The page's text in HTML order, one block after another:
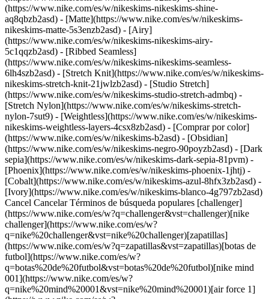
(https://www.nike.com/es/w/nikeskims-nikeskims-shine-
aq8qbzb2asd) - [Matte](https://www.nike.com/es/w/nikeskims-
nikeskims-matte-5s3enzb2asd) - [Airy]
(https://www.nike.com/es/w/nikeskims-nikeskims-airy-
5c1qqzb2asd) - [Ribbed Seamless]
(https://www.nike.com/es/w/nikeskims-nikeskims-seamless-
6lh4szb2asd) - [Stretch Knit](https://www.nike.com/es/w/nikeskims-
nikeskims-stretch-knit-21jwlzb2asd) - [Studio Stretch]
(https://www.nike.com/es/w/nikeskims-studio-stretch-admbq) -
[Stretch Nylon](https://www.nike.com/es/w/nikeskims-stretch-
nylon-7sut9) - [Weightless](https://www.nike.com/es/w/nikeskims-
nikeskims-weightless-layers-4csx8zb2asd) - [Comprar por color](https://www.nike.com/es/w/nikeskims-b2asd) - [Obsidian](https://www.nike.com/es/w/nikeskims-negro-90poyzb2asd) - [Dark sepia](https://www.nike.com/es/w/nikeskims-dark-sepia-81pvm) - [Phoenix](https://www.nike.com/es/w/nikeskims-phoenix-1jhtj) - [Cobalt](https://www.nike.com/es/w/nikeskims-azul-8hfx3zb2asd) - [Ivory](https://www.nike.com/es/w/nikeskims-blanco-4g797zb2asd) Cancel Cancelar Términos de búsqueda populares [challenger](https://www.nike.com/es/w?q=challenger&vst=challenger)[nike challenger](https://www.nike.com/es/w?q=nike%20challenger&vst=nike%20challenger)[zapatillas](https://www.nike.com/es/w?q=zapatillas&vst=zapatillas)[botas de futbol](https://www.nike.com/es/w?q=botas%20de%20futbol&vst=botas%20de%20futbol)[nike mind 001](https://www.nike.com/es/w?q=nike%20mind%20001&vst=nike%20mind%20001)[air force 1](https://www.nike.com/es/w?q=air%20force%201&vst=air%20force%201)[jordan](https://www.nike.com/es/w?q=jordan&vst=jordan)[air max](https://www.nike.com/es/w?q=air%20max&vst=air%20max) [](https://www.nike.com/es/favorites "Favoritos")[](https://www.nike.com/es/cart "Productos de la cesta: 0") # [OBTENER AYUDA](https://www.nike.com/es/help) ¿Con qué podemos ayudarte?searchIcon ¿Con qué podemos ayudarte? ## ¿Cuáles son los datos de contacto de empresa de Nike? Nike.com es gestionado por Nike Retail BV. __Domicilio:__ Nike Retail BV Colosseum 1 1213 NL Hilversum Países Bajos La empresa es una sociedad de responsabilidad limitada, creada de acuerdo con la legislación neerlandesa, con un capital social de 18.000 €. __Cámara de comercio holandesa, número de registro:__ 32060874 __Número de registro VAT:__ NL 8071.40.867.B01 serviceinfo.eu@nike.com Siempre puedes [llamarnos o hablar](https://www.nike.com/es/help/#contact) con nosotros sobre tu consulta y recibir ayuda en tiempo real. Comprar Nike ### CONTENIDO RELACIONADO - [Opciones de contacto con el servicio de asistencia de Nike](https://www.nike.com/directorio-contactos-nike) Recursos [Tarjetas de regalo](https://www.nike.com/es/tarjetas-de-regalo) [Tarjetas de regalo corporativas](https://nikegiftcardsforbusiness.com/) [Buscar una tienda](https://www.nike.com/es/retail/) [Nike Journal](https://www.nike.com/es/historias) [Hazte Member](https://www.nike.com/es/inscripcion) [Comentarios](https://www.nike.com#site-feedback) [Códigos promocionales](https://www.nike.com/es/codigo-promocional) [Consejos sobre productos](https://www.nike.com/es/consejos-sobre-productos) [Running Shoe Finder](https://www.nike.com/es/running/buscador-de-zapatillas) Ayuda [Obtener ayuda](https://www.nike.com/es/help) [Estado del pedido](https://www.nike.com/es/orders/details) [Envíos y entregas](https://www.nike.com/es/help/a/envio-entrega-ue) [Devoluciones](https://www.nike.com/es/help/a/politica-de-devoluciones-ue) [Opciones de pago](https://www.nike.com/es/help/a/opciones-pago-ue) [Contacto](https://www.nike.com/es/help/#contact) [Evaluaciones](https://www.nike.com/es/help/a/resenas) [Ayuda con los códigos promocionales de Nike](https://www.nike.com/es/help/a/aplicar-promo-eu) Empresa [Acerca de Nike](https://about.nike.com/) [Novedades](https://news.nike.com/) [Empleo](https://jobs.nike.com/) [Inversores](https://investors.nike.com/) [Sostenibilidad](https://www.nike.com/es/sostenibilidad) [Accesibilidad](https://www.nike.com/accessibility) [Declaración de accesibilidad](https://www.nike.com/es/accessibility/statement) [Propósito](https://www.nike.com/es/proposito) [Nike Coaching](https://www.nike.com/es/coaching) [Informar de un problema](https://secure.ethicspoint.com/domain/media/eseu/gui/56821/index.html) Descuentos de la comunidad [Estudiante](https://services.sheerid.com/verify/68d15e386bcf0b059b3b1708/?locale=es) [Docente](https://urldefense.com/v3/__https://services.sheerid.com/verify/68dcfa47c3f2fd1cd3069a9c/?locale=es__%3B%21%21KLCbKzk%21nTvDkRbY-BbSpoWsFhAQdmMrehEzU3loDux4_exRVjO9--Ik_EbQNJ3bX2gkEwR7F9cVVROFKqLxE4B8uW6bnx5iSHxy4Q%24) [Servicios de emergencias](https://urldefense.com/v3/__https://services.sheerid.com/verify/68d55da9273c5b3a03a5aa8e/?locale=es__%3B%21%21KLCbKzk%21nTvDkRbY-BbSpoWsFhAQdmMrehEzU3loDux4_exRVjO9--Ik_EbQNJ3bX2gkEwR7F9cVVROFKqLxE4B8uW6bnx4EYC7U2g%24) [Atención sanitaria](https://urldefense.com/v3/__https://services.sheerid.com/verify/68d55e0d273c5b3a03a5b0ac/?locale=es__%3B%21%21KLCbKzk%21nTvDkRbY-BbSpoWsFhAQdmMrehEzU3loDux4_exRVjO9--Ik_EbQNJ3bX2gkEwR7F9cVVROFKqLxE4B8uW6bnx4fBeO5Zw%24) [Recursos](https://www.nike.com/es/help) [Tarjetas de regalo](https://www.nike.com/es/tarjetas-de-regalo) [Tarjetas de regalo corporativas](https://nikegiftcardsforbusiness.com/) [Buscar una tienda](https://www.nike.com/es/retail/) [Nike Journal](https://www.nike.com/es/historias) [Hazte Member](https://www.nike.com/es/inscripcion) [Comentarios](https://www.nike.com#site-feedback) [Códigos promocionales](https://www.nike.com/es/codigo-promocional) [Consejos sobre productos](https://www.nike.com/es/consejos-sobre-productos) [Running Shoe Finder](https://www.nike.com/es/running/buscador-de-zapatillas) [Ayuda](https://www.nike.com/es/help) [Obtener ayuda](https://www.nike.com/es/help) [Estado del pedido](https://www.nike.com/es/orders/details) [Envíos y entregas](https://www.nike.com/es/help/a/envio-entrega-ue) [Devoluciones](https://www.nike.com/es/help/a/politica-de-devoluciones-ue) [Opciones de pago](https://www.nike.com/es/help/a/opciones-pago-ue) [Contacto](https://www.nike.com/es/help/#contact) [Evaluaciones](https://www.nike.com/es/help/a/resenas) [Ayuda con los códigos promocionales de Nike](https://www.nike.com/es/help/a/aplicar-promo-eu) [Empresa](https://about.nike.com/es-ES) [Acerca de Nike](https://about.nike.com/) [Novedades](https://news.nike.com/) [Empleo](https://jobs.nike.com/) [Inversores](https://investors.nike.com/) [Sostenibilidad](https://www.nike.com/es/sostenibilidad) [Accesibilidad](https://www.nike.com/accessibility) [Declaración de accesibilidad](https://www.nike.com/es/accessibility/statement) [Propósito](https://www.nike.com/es/proposito) [Nike Coaching](https://www.nike.com/es/coaching) [Informar de un problema](https://secure.ethicspoint.com/domain/media/eseu/gui/56821/index.html) ## Descuentos de la comunidad [Estudiante](https://services.sheerid.com/verify/68d15e386bcf0b059b3b1708/?locale=es) [Docente](https://urldefense.com/v3/__https://services.sheerid.com/verify/68dcfa47c3f2fd1cd3069a9c/?locale=es__%3B%21%21KLCbKzk%21nTvDkRbY-BbSpoWsFhAQdmMrehEzU3loDux4_exRVjO9--Ik_EbQNJ3bX2gkEwR7F9cVVROFKqLxE4B8uW6bnx5iSHxy4Q%24) [Servicios de emergencias](https://urldefense.com/v3/__https://services.sheerid.com/verify/68d55da9273c5b3a03a5aa8e/?locale=es__%3B%21%21KLCbKzk%21nTvDkRbY-BbSpoWsFhAQdmMrehEzU3loDux4_exRVjO9--Ik_EbQNJ3bX2gkEwR7F9cVVROFKqLxE4B8uW6bnx4EYC7U2g%24) [Atención sanitaria](https://urldefense.com/v3/__https://services.sheerid.com/verify/68d55e0d273c5b3a03a5b0ac/?locale=es__%3B%21%21KLCbKzk%21nTvDkRbY-BbSpoWsFhAQdmMrehEzU3loDux4_exRVjO9--Ik_EbQNJ3bX2gkEwR7F9cVVROFKqLxE4B8uW6bnx4fBeO5Zw%24) España - © 2026 Nike, Inc. Todos los derechos reservados - Guías - [Nike Air](https://www.nike.com/es/air) - [Nike Air Max](https://www.nike.com/es/air-max) - [Nike FlyEase](https://www.nike.com/es/flyease) - [Nike Pegasus](https://www.nike.com/es/running/runningzoom-pegasus-37) - [Nike React](https://www.nike.com/es/react) - [Nike Vaporfly](https://www.nike.com/es/running/vaporfly) - [Términos de uso](https://agreementservice.svs.nike.com/es/es_es/rest/agreement?agreementType=termsOfUse&uxId=com.nike&country=ES&language=es&requestType=redirect) - [Términos de venta](https://agreementservice.svs.nike.com/rest/agreement?agreementType=termsOfSale&uxId=com.nike.tos&requestType=redirect) - [Aviso legal](https://www.nike.com/es/help/a/detalles-de-la-empresa) - [Política de privacidad y cookies](https://agreementservice.svs.nike.com/es/es_es/rest/agreement?agreementType=privacyPolicy&uxId=com.nike.unite&country=ES&language=es&requestType=redirect) - [Configuración de privacidad y cookies](https://www.nike.com/es/guest/settings/privacy) ## Africa - [__Egypt__ \ English](https://www.nike.com/eg/) - [__Morocco__ \ English](https://www.nike.com/ma/en/) - [__Maroc__ \ Français](https://www.nike.com/ma/) - [__South Africa__ \ English](https://www.nike.com/za/) ## Americas - [__Argentina__ \ Español](https://www.nike.com.ar) - [__Brasil__ \ Português](https://www.nike.com.br) - [__Canada__ \ English](https://www.nike.com/ca/) - [__Canada__ \ Français](https://www.nike.com/ca/fr/) - [__Chile__ \ Español](https://www.nike.cl) - [__Colombia__ \ Español](https://www.nike.com.co) - [__México__ \ Español](https://www.nike.com/mx/) - [__Peru__ \ Español](https://www.nike.com.pe) - [__Puerto Rico__ \ Español](https://www.nike.com/pr/) - [__United States__ \ English](https://www.nike.com) - [__Estados Unidos__ \ Español](https://www.nike.com/us/es/) - [__Uruguay__ \ Español](https://www.nike.com.uy) - [__Latin America__ \ Español](https://www.nike.com/xl/) ## Asia Pacific - [__Australia__ \ English](https://www.nike.com/au/) - [__中国大陆__ \ 简体中文](https://www.nike.com.cn/) - [__Hong Kong__ \ English](https://www.nike.com.hk/) - [__香港__ \ 繁體中文](https://www.nike.com.hk/) - [__India__ \ English](https://www.nike.in/) - [__Indonesia__ \ English](https://www.nike.com/id/) - [__Japan__ \ English](https://www.nike.com/jp/en/) - [__日本__ \ 日本語](https://www.nike.com/jp/) - [__대한민국__ \ 한국어](https://www.nike.com/kr/) - [__Malaysia__ \ English](https://www.nike.com/my/) - [__New Zealand__ \ English](https://www.nike.com/nz/) - [__Philippines__ \ English](https://www.nike.com/ph/) - [__Singapore__ \ English](https://www.nike.com/sg/) - [__台灣_